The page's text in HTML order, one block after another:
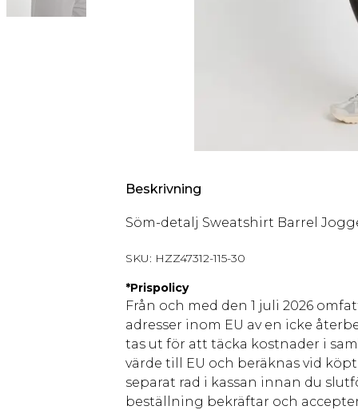
Beskrivning
Söm-detalj Sweatshirt Barrel
SKU: HZZ47312-115-30
*Prispolicy
Från och med den 1 juli 2026
adresser inom EU av en icke
tas ut för att täcka kostnader i
värde till EU och beräknas vid
separat rad i kassan innan du
beställning bekräftar och